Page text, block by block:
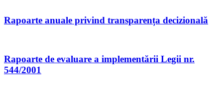
Rapoarte anuale privind transparența decizională
Rapoarte de evaluare a implementării Legii nr.
544/2001